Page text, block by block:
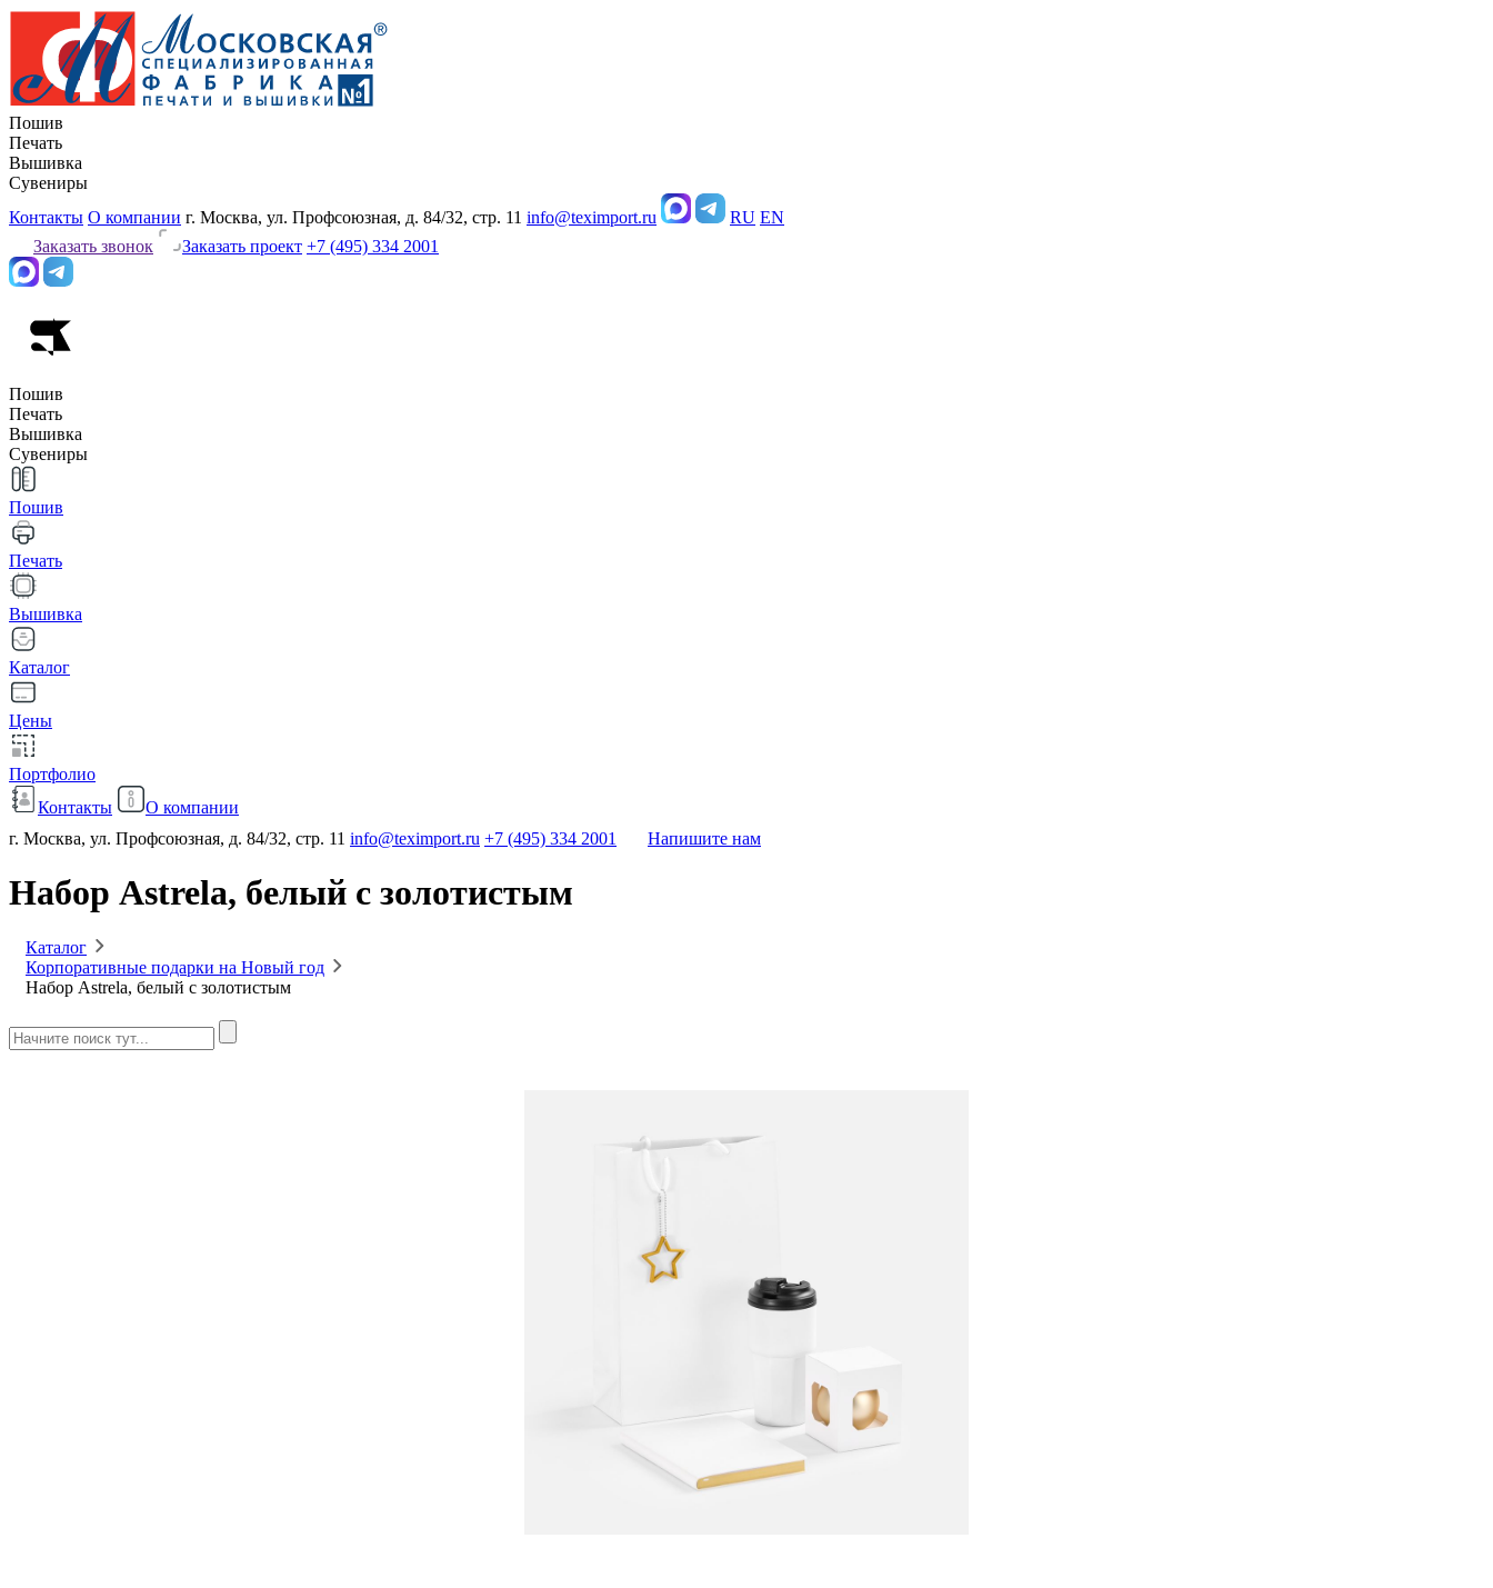
Пошив
Печать
Вышивка
Сувениры
Контакты О компании г. Москва, ул. Профсоюзная, д. 84/32, стр. 11 info@teximport.ru RU EN
Заказать звонок
Заказать проект +7 (495) 334 2001
Пошив
Печать
Вышивка
Сувениры
Пошив
Печать
Вышивка
Каталог
Цены
Портфолио
Контакты
О компании
г. Москва, ул. Профсоюзная, д. 84/32, стр. 11 info@teximport.ru +7 (495) 334 2001 Напишите нам
Набор Astrela, белый с золотистым
Каталог
Корпоративные подарки на Новый год
Набор Astrela, белый с золотистым